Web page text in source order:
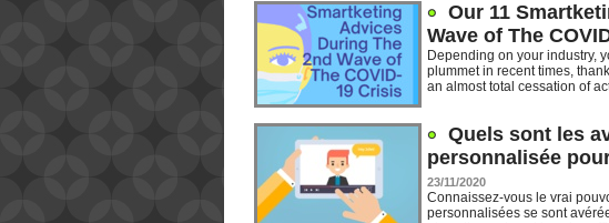
Our 11
Wave of The
Depending on your industry,
plummet in recent times,
an almost total cessation of
Quels sont les
personnalisée
23/11/2020
Connaissez-vous le vrai
personnalisées se sont